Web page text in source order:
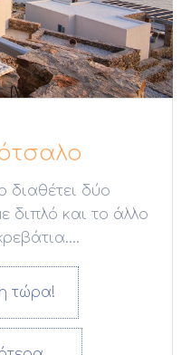
διαθέτει δύο
διπλό και το άλλο
τώρα!